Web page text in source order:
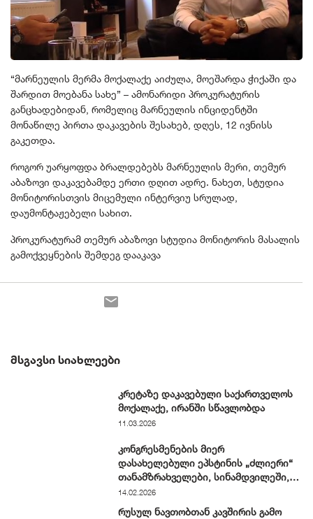
“მარნეულის მერმა მოქალაქე აიძულა, მოეშარდა ჭიქაში და
შარდით მოებანა სახე” – ამონარიდი პროკურატურის
განცხადებიდან, რომელიც მარნეულის ინციდენტში
მონაწილე პირთა დაკავების შესახებ, დღეს, 12 ივნისს
გაკეთდა.
როგორ უარყოფდა ბრალდებებს მარნეულის მერი, თემურ
აბაზოვი დაკავებამდე ერთი დღით ადრე. ნახეთ, სტუდია
მონიტორისთვის მიცემული ინტერვიუ სრულად,
დაუმონტაჟებელი სახით.
პროკურატურამ თემურ აბაზოვი სტუდია მონიტორის მასალის
გამოქვეყნების შემდეგ დააკავა
ᲛᲡᲒᲐᲕᲡᲘ ᲡᲘᲐᲮᲚᲔᲔᲑᲘ
კრეტაზე დაკავებული საქართველოს
მოქალაქე, ირანში სწავლობდა
11.03.2026
კონგრესმენების მიერ
დასახელებული ეპსტინის „ძლიერი“
თანამზრახველები, სინამდვილეში,
ჩვეულებრივი ნიუ-იორკელები არიან
14.02.2026
რუსულ ნავთობთან კავშირის გამო